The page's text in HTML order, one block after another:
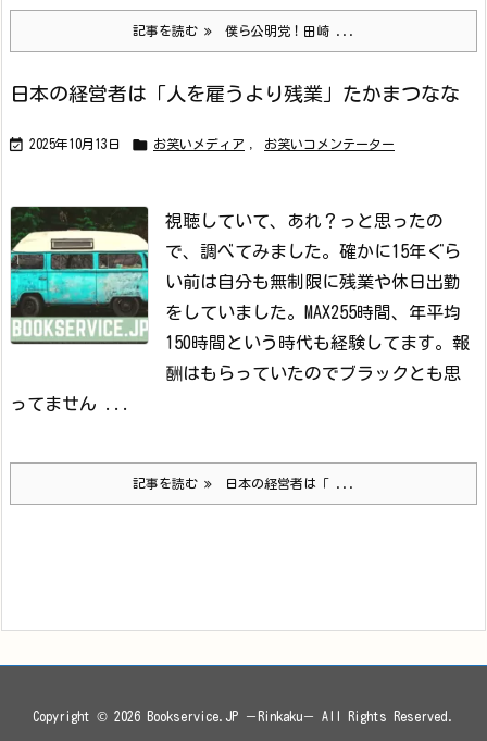
記事を読む 僕ら公明党！田崎 ...
日本の経営者は「人を雇うより残業」たかまつなな
 2025年10月13日  お笑いメディア お笑いコメンテーター
視聴していて、あれ？っと思ったの
で、調べてみました。 確かに15年ぐら
い前は自分も無制限に残業や休日出勤
をしていました。MAX255時間、年平均
150時間という時代も経験してます。報
酬はもらっていたのでブラックとも思
ってません ...
記事を読む 日本の経営者は「 ...
Copyright © 2026 Bookservice.JP －Rinkaku－ All Rights Reserved.